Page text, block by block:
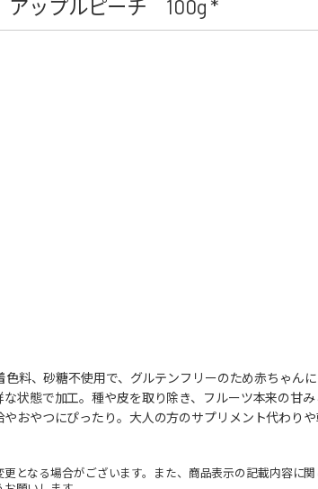
ップルピーチ 100g *
料、砂糖不使用で、グルテンフリーのため赤ちゃんに
状態で加工。種や皮を取り除き、フルーツ本来の甘
おやつにぴったり。大人の方のサプリメント代わり
となる場合がございます。また、商品表示の記載内容に関